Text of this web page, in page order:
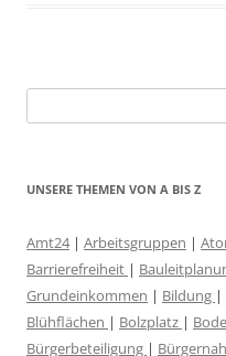
nach:
UNSERE THEMEN VON A BIS Z
Amt24| Arbeitsgruppen |
Barrierefreiheit |
Grundeinkommen | Bildung |
Blühflächen | Bolzplatz |
Bürgerbeteiligung |